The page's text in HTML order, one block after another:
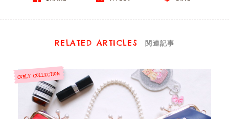
RELATED ARTICLES 関連記事